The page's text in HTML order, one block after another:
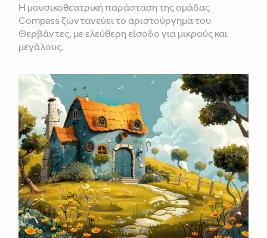
Η μουσικοθεατρική παράσταση της ομάδας
Compass ζωντανεύει το αριστούργημα του
Θερβάντες, με ελεύθερη είσοδο για μικρούς και
μεγάλους.